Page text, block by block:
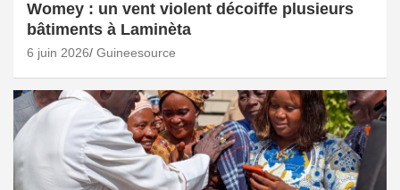
Womey : un vent violent décoiffe plusieurs
bâtiments à Laminèta
6 juin 2026 Guineesource